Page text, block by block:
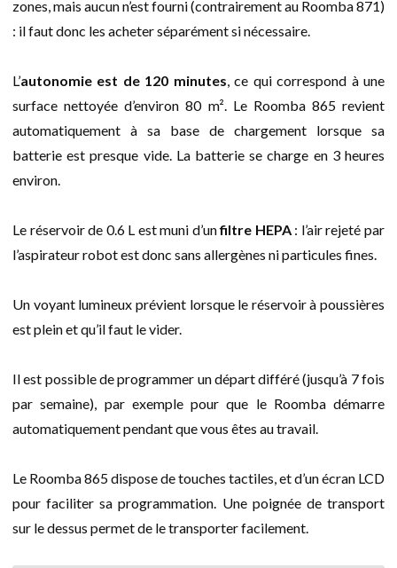
zones, mais aucun n’est fourni (contrairement au Roomba 871)
: il faut donc les acheter séparément si nécessaire.
L’autonomie est de 120 minutes , ce qui correspond à une
surface nettoyée d’environ 80 m². Le Roomba 865 revient
automatiquement à sa base de chargement lorsque sa
batterie est presque vide. La batterie se charge en 3 heures
environ.
Le réservoir de 0.6 L est muni d’unfiltre HEPA: l’air rejeté par
l’aspirateur robot est donc sans allergènes ni particules fines.
Un voyant lumineux prévient lorsque le réservoir à poussières
est plein et qu’il faut le vider.
Il est possible de programmer un départ différé (jusqu’à 7 fois
par semaine), par exemple pour que le Roomba démarre
automatiquement pendant que vous êtes au travail.
Le Roomba 865 dispose de touches tactiles, et d’un écran LCD
pour faciliter sa programmation. Une poignée de transport
sur le dessus permet de le transporter facilement.